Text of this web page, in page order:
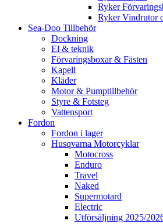
Ryker
Ryker Vindrutor
Sea-Doo Tillbehör
Dockning
El & teknik
Förvaringsboxar & Fästen
Kapell
Kläder
Motor & Pumptillbehör
Styre & Fotsteg
Vattensport
Fordon
Fordon i lager
Husqvarna Motorcyklar
Motocross
Enduro
Travel
Naked
Supermotard
Electric
Utförsäljning 2025/